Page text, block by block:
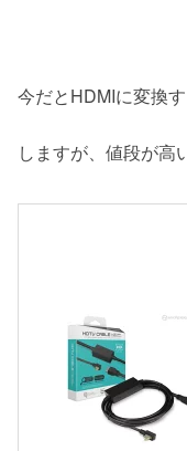
今だとHDMIに変換
しますが、値段が高